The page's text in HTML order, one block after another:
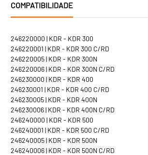
COMPATIBILIDADE
246220000 | KDR - KDR 300
246220001 | KDR - KDR 300 C/RD
246220005 | KDR - KDR 300N
246220006 | KDR - KDR 300N C/RD
246230000 | KDR - KDR 400
246230001 | KDR - KDR 400 C/RD
246230005 | KDR - KDR 400N
246230006 | KDR - KDR 400N C/RD
246240000 | KDR - KDR 500
246240001 | KDR - KDR 500 C/RD
246240005 | KDR - KDR 500N
246240006 | KDR - KDR 500N C/RD